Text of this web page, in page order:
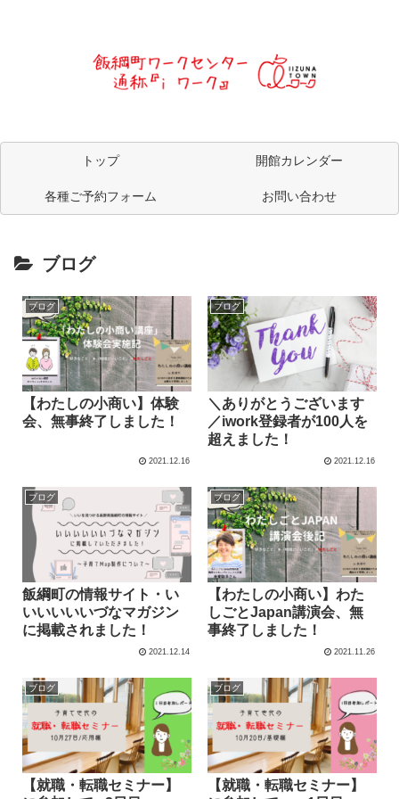
トップ 開館カレンダー
各種ご予約フォーム お問い合わせ
ブログ
ブログ
【わたしの小商い】体験
会、無事終了しました！
2021.12.16
ブログ
＼ありがとうございます
／iwork登録者が100人を
超えました！
2021.12.16
ブログ
飯綱町の情報サイト・い
いいいいいづなマガジン
に掲載されました！
2021.12.14
ブログ
【わたしの小商い】わた
しごとJapan講演会、無
事終了しました！
2021.11.26
ブログ
【就職・転職セミナー】
ブログ
【就職・転職セミナー】